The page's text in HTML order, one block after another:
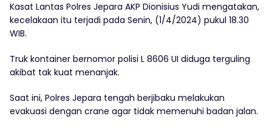
Kasat Lantas Polres Jepara AKP Dionisius Yudi mengatakan,
kecelakaan itu terjadi pada Senin, (1/4/2024) pukul 18.30
WIB.
Truk kontainer bernomor polisi L 8606 UI diduga terguling
akibat tak kuat menanjak.
Saat ini, Polres Jepara tengah berjibaku melakukan
evakuasi dengan crane agar tidak memenuhi badan jalan.